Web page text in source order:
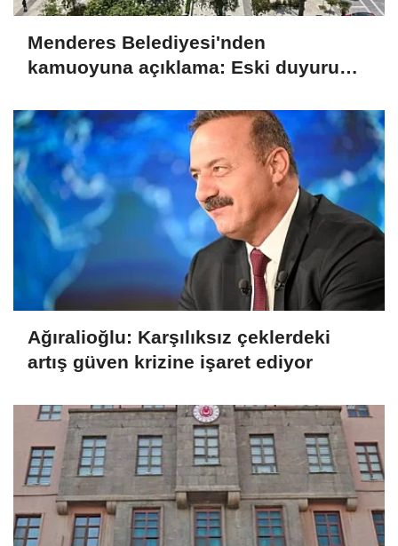
Menderes Belediyesi'nden
kamuoyuna açıklama: Eski duyuru
Ağıralioğlu: Karşılıksız çeklerdeki
artış güven krizine işaret ediyor